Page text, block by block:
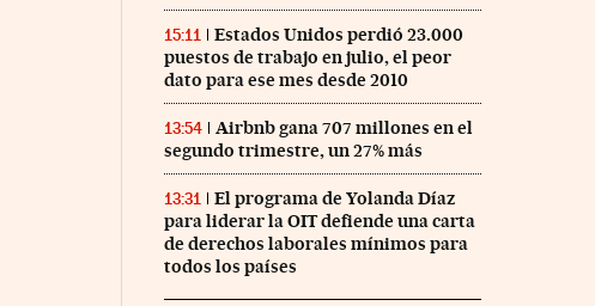
15:11
Estados Unidos perdió 23.000
puestos de trabajo en julio, el peor
dato para ese mes desde 2010
13:54
Airbnb gana 707 millones en el
segundo trimestre, un 27% más
13:31
El programa de Yolanda Díaz
para liderar la OIT defiende una carta
de derechos laborales mínimos para
todos los países